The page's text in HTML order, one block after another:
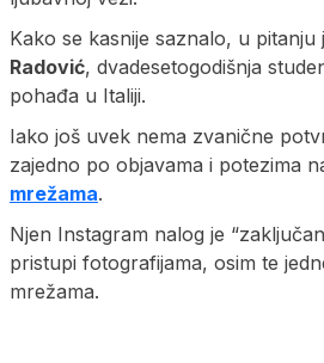
Kako se kasnije saznalo, u pitanju
Radović, dvadesetogodišnja
pohađa u Italiji.
Iako još uvek nema zvanične
zajedno po objavama i potezima
mrežama.
Njen Instagram nalog je
pristupi fotografijama, osim te
mrežama.